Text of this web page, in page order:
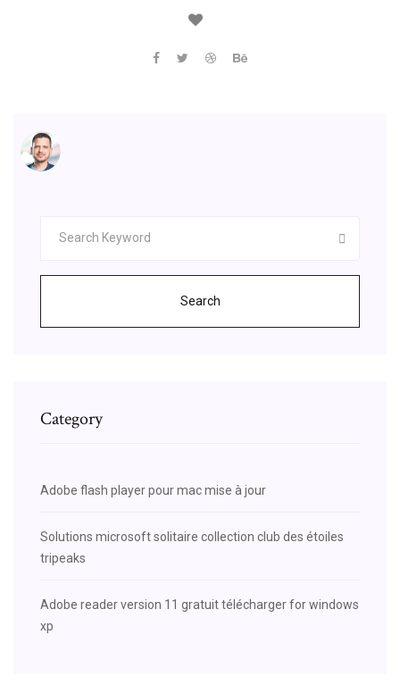
Search
Category
Adobe flash player pour mac mise à jour
Solutions microsoft solitaire collection club des étoiles
tripeaks
Adobe reader version 11 gratuit télécharger for windows
xp